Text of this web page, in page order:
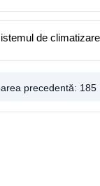
de climatizare
precedentă: 185